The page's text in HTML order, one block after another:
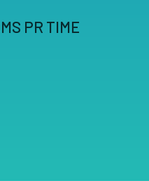
PR TIME